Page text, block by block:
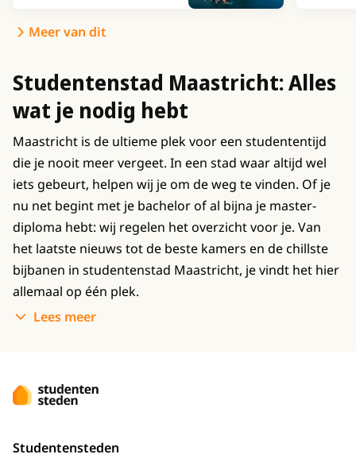
Meer van dit
Studentenstad Maastricht: Alles
wat je nodig hebt
Maastricht is de ultieme plek voor een studententijd
die je nooit meer vergeet. In een stad waar altijd wel
iets gebeurt, helpen wij je om de weg te vinden. Of je
nu net begint met je bachelor of al bijna je master-
diploma hebt: wij regelen het overzicht voor je. Van
het laatste nieuws tot de beste kamers en de chillste
bijbanen in studentenstad Maastricht, je vindt het hier
allemaal op één plek.
Lees meer
Studentensteden